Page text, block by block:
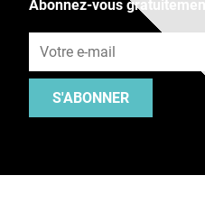
Abonnez-vous
S'ABONNER